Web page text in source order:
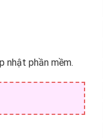
nhật phần mềm.